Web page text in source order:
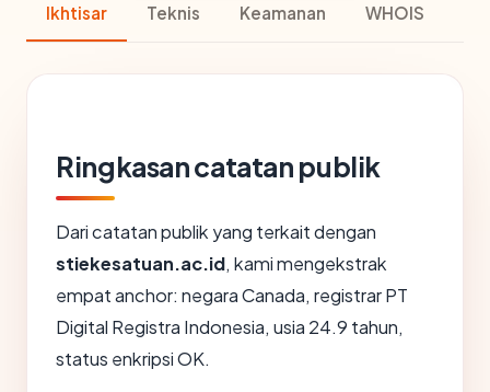
Ikhtisar Teknis Keamanan WHOIS
Ringkasan catatan publik
Dari catatan publik yang terkait dengan
stiekesatuan.ac.id, kami mengekstrak
empat anchor: negara Canada, registrar PT
Digital Registra Indonesia, usia 24.9 tahun,
status enkripsi OK.